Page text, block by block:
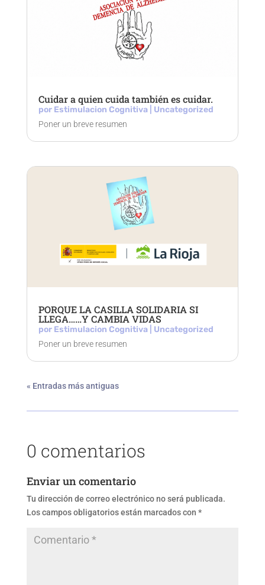
Cuidar a quien cuida también es cuidar.
por Estimulacion Cognitiva| Uncategorized
Poner un breve resumen
PORQUE LA CASILLA SOLIDARIA SI
LLEGA……Y CAMBIA VIDAS
por Estimulacion Cognitiva| Uncategorized
Poner un breve resumen
« Entradas más antiguas
0 comentarios
Enviar un comentario
Tu dirección de correo electrónico no será publicada.
Los campos obligatorios están marcados con *